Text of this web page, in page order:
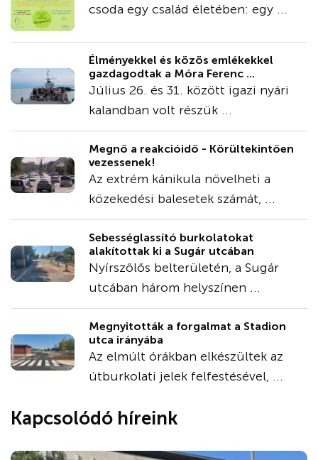
csoda egy család életében: egy ...
Élményekkel és közös emlékekkel
gazdagodtak a Móra Ferenc ...
Július 26. és 31. között igazi nyári
kalandban volt részük ...
Megnő a reakcióidő - Körültekintően
vezessenek!
Az extrém kánikula növelheti a
közekedési balesetek számát, ...
Sebességlassító burkolatokat
alakítottak ki a Sugár utcában
Nyírszőlős belterületén, a Sugár
utcában három helyszínen ...
Megnyitották a forgalmat a Stadion
utca irányába
Az elmúlt órákban elkészültek az
útburkolati jelek felfestésével, ...
Kapcsolódó híreink